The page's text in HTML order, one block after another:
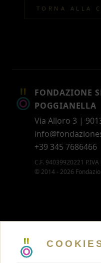
TORNA ALLA
FONDAZIONE
POGGIANELLA
Via Alloro 3 |
+39 345 7686466
C.F. 94039920221
© 2014 - 2026
5 X MILLE
MEMBERSHIP